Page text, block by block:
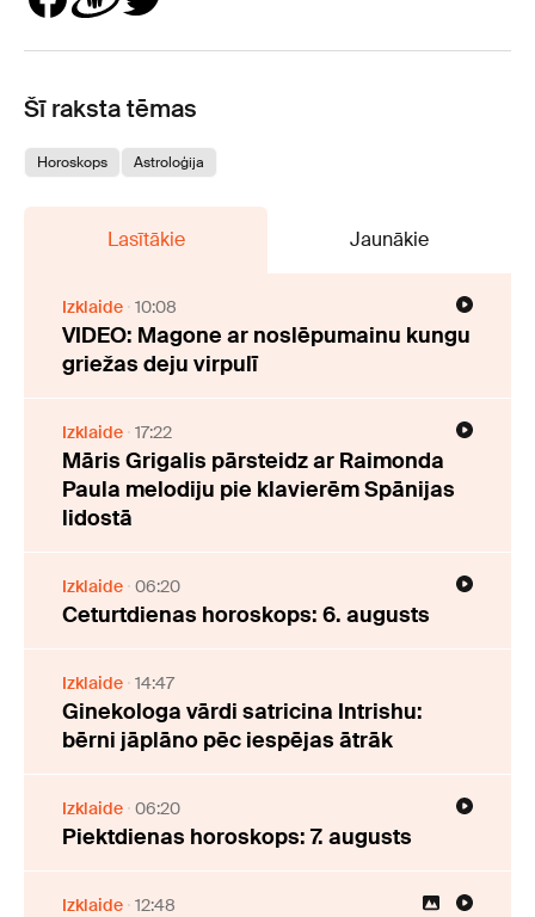
Šī raksta tēmas
Horoskops Astroloģija
Lasītākie Jaunākie
Izklaide 10:08
VIDEO: Magone ar noslēpumainu kungu
griežas deju virpulī
Izklaide 17:22
Māris Grigalis pārsteidz ar Raimonda
Paula melodiju pie klavierēm Spānijas
lidostā
Izklaide 06:20
Ceturtdienas horoskops: 6. augusts
Izklaide 14:47
Ginekologa vārdi satricina Intrishu:
bērni jāplāno pēc iespējas ātrāk
Izklaide 06:20
Piektdienas horoskops: 7. augusts
Izklaide 12:48